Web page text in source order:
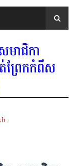
មាជិកា
ព្រែកកំពឹស